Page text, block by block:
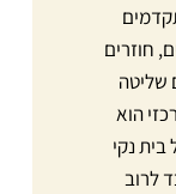
חוזרים
שליטה
הוא
נקי
לרוב